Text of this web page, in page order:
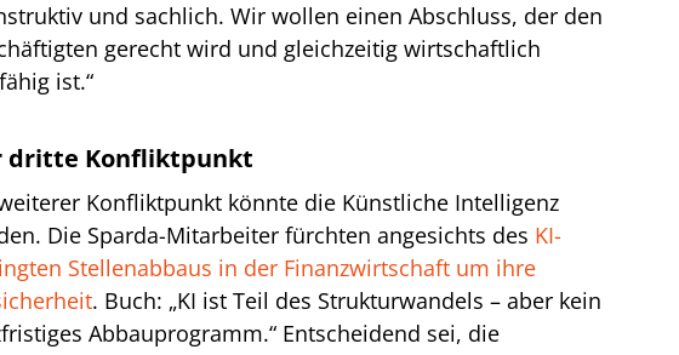
und sachlich. Wir wollen einen Abschluss, der den
gerecht wird und gleichzeitig wirtschaftlich
ist.“
dritte Konfliktpunkt
Konfliktpunkt könnte die Künstliche Intelligenz
Die Sparda-Mitarbeiter fürchten angesichts des KI-
Stellenabbaus in der Finanzwirtschaft um ihre
. Buch: „KI ist Teil des Strukturwandels – aber kein
Abbauprogramm.“ Entscheidend sei, die